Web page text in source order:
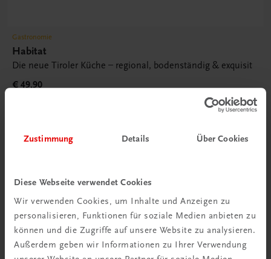
Zustimmung Details Über Cookies
Diese Webseite verwendet Cookies
Wir verwenden Cookies, um Inhalte und Anzeigen zu
personalisieren, Funktionen für soziale Medien anbieten zu
können und die Zugriffe auf unsere Website zu analysieren.
Außerdem geben wir Informationen zu Ihrer Verwendung
Gastronomie
Habitat
Die neue Tiroler Küche – regional, bodenständig & exquisit
€ 49,90